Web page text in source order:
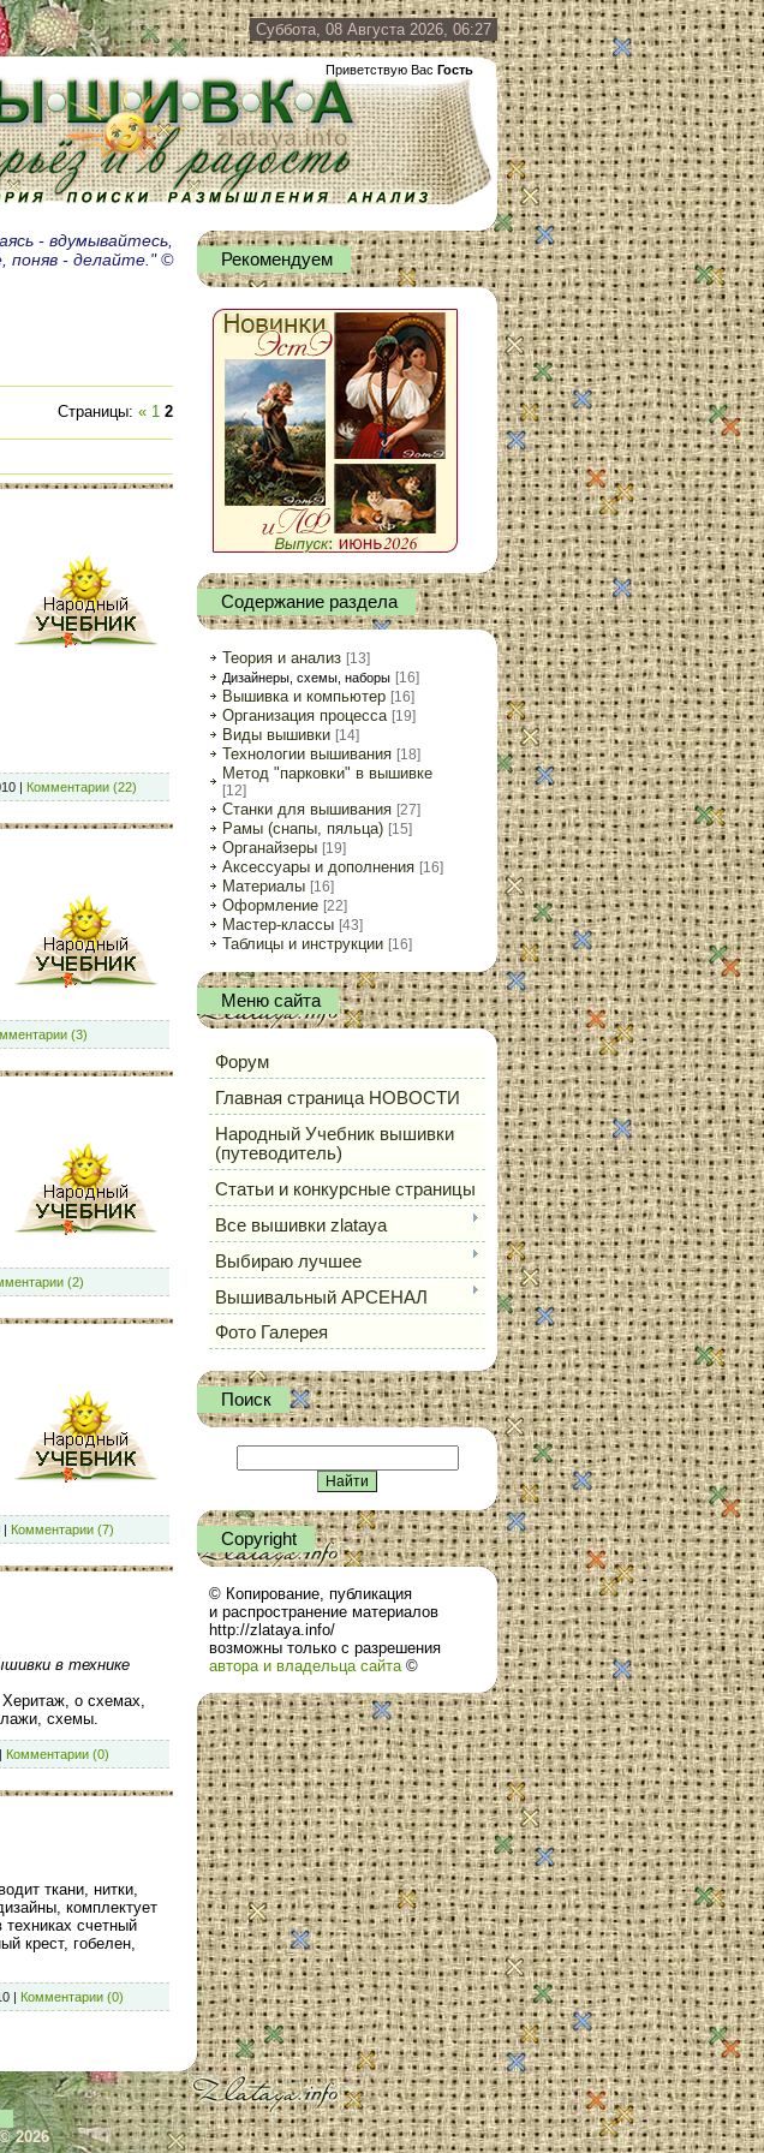
Суббота, 08 Августа 2026, 06:27
Приветствую Вас Гость
- вдумывайтесь,
поняв - делайте." ©
Страницы: « 1 2
| Комментарии (22)
(3)
(2)
| Комментарии (7)
в технике
о схемах,
схемы.
| Комментарии (0)
ткани, нитки,
комплектует
счетный
крест, гобелен,
| Комментарии (0)
Рекомендуем
Содержание раздела
Теория и анализ [13]
Дизайнеры, схемы, наборы [16]
Вышивка и компьютер [16]
Организация процесса [19]
Виды вышивки [14]
Технологии вышивания [18]
Метод "парковки" в вышивке
[12]
Станки для вышивания [27]
Рамы (снапы, пяльца) [15]
Органайзеры [19]
Аксессуары и дополнения [16]
Материалы [16]
Оформление [22]
Мастер-классы [43]
Таблицы и инструкции [16]
Меню сайта
Форум
Главная страница НОВОСТИ
Народный Учебник вышивки
(путеводитель)
Статьи и конкурсные страницы
Все вышивки zlataya
Выбираю лучшее
Вышивальный АРСЕНАЛ
Фото Галерея
Поиск
Сopyright
© Копирование, публикация
и распространение материалов
http://zlataya.info/
возможны только с разрешения
автора и владельца сайта©
2026